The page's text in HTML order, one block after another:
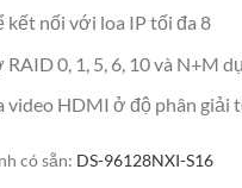
kết nối với loa IP tối đa 8
RAID 0, 1, 5, 6, 10 và N+M
video HDMI ở độ phân giải
có sẵn: DS-96128NXI-S16